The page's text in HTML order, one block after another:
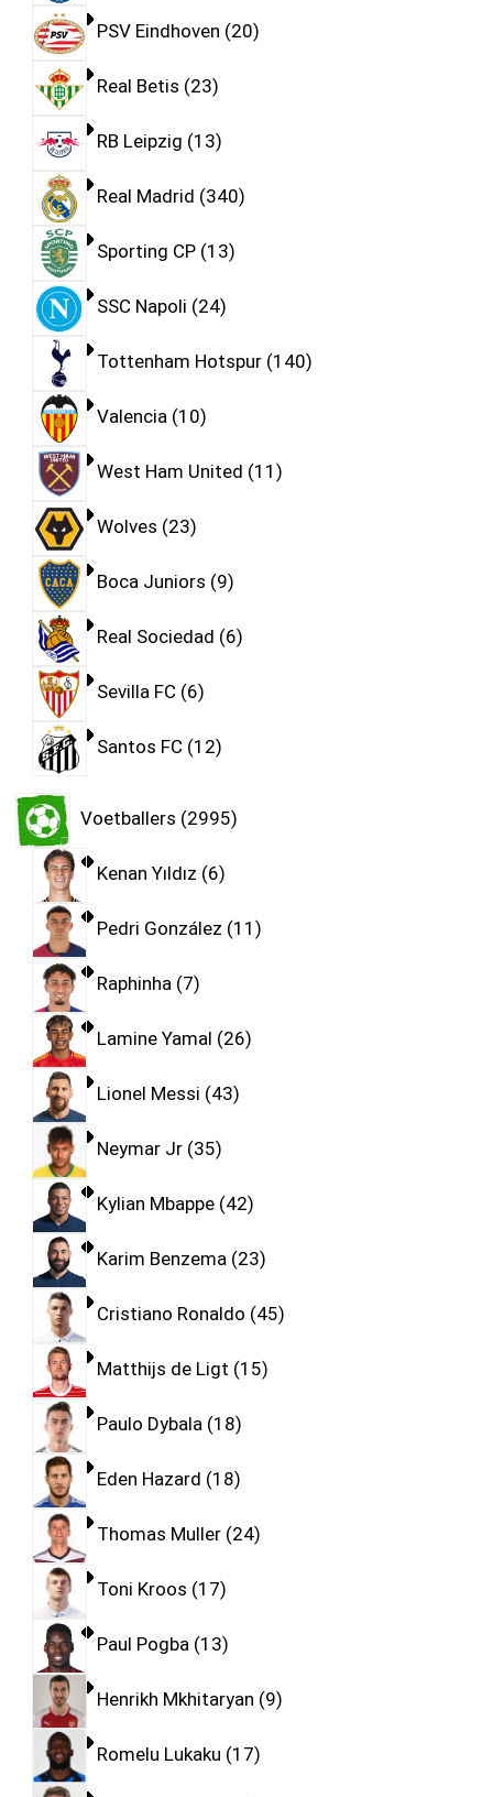
PSV Eindhoven 20
Real Betis 23
RB Leipzig 13
Real Madrid 340
Sporting CP 13
SSC Napoli 24
Tottenham Hotspur 140
Valencia 10
West Ham United 11
Wolves 23
Boca Juniors 9
Real Sociedad 6
Sevilla FC 6
Santos FC 12
Voetballers 2995
Kenan Yıldız 6
Pedri González 11
Raphinha 7
Lamine Yamal 26
Lionel Messi 43
Neymar Jr 35
Kylian Mbappe 42
Karim Benzema 23
Cristiano Ronaldo 45
Matthijs de Ligt 15
Paulo Dybala 18
Eden Hazard 18
Thomas Muller 24
Toni Kroos 17
Paul Pogba 13
Henrikh Mkhitaryan 9
Romelu Lukaku 17